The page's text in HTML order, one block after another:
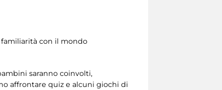
familiarità con il mondo
saranno coinvolti,
affrontare quiz e alcuni giochi di